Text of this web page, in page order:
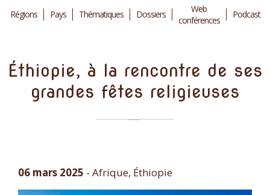
Régions Pays Thématiques Dossiers
Web
conférences
Podcast
Éthiopie, à la rencontre de ses
grandes fêtes religieuses
06 mars 2025 - Afrique, Éthiopie